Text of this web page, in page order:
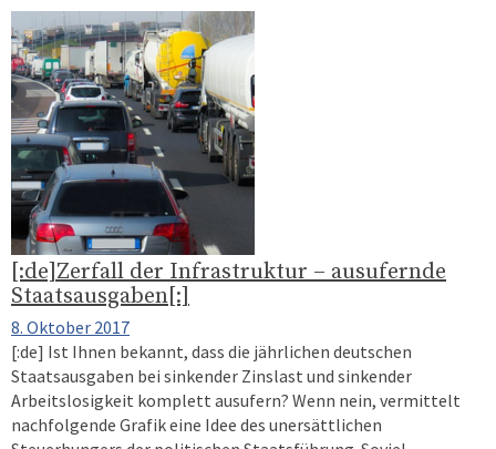
[:de]Zerfall der Infrastruktur – ausufernde
Staatsausgaben[:]
8. Oktober 2017
[:de] Ist Ihnen bekannt, dass die jährlichen deutschen
Staatsausgaben bei sinkender Zinslast und sinkender
Arbeitslosigkeit komplett ausufern? Wenn nein, vermittelt
nachfolgende Grafik eine Idee des unersättlichen